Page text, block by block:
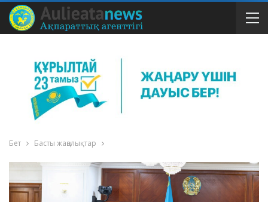
Бет Басты жаңалықтар